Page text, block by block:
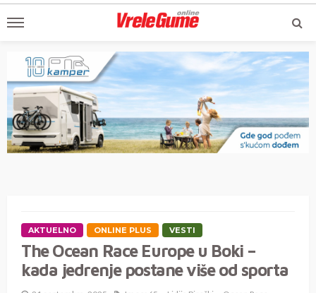
AKTUELNO ONLINE PLUS VESTI
The Ocean Race Europe u Boki –
kada jedrenje postane više od sporta